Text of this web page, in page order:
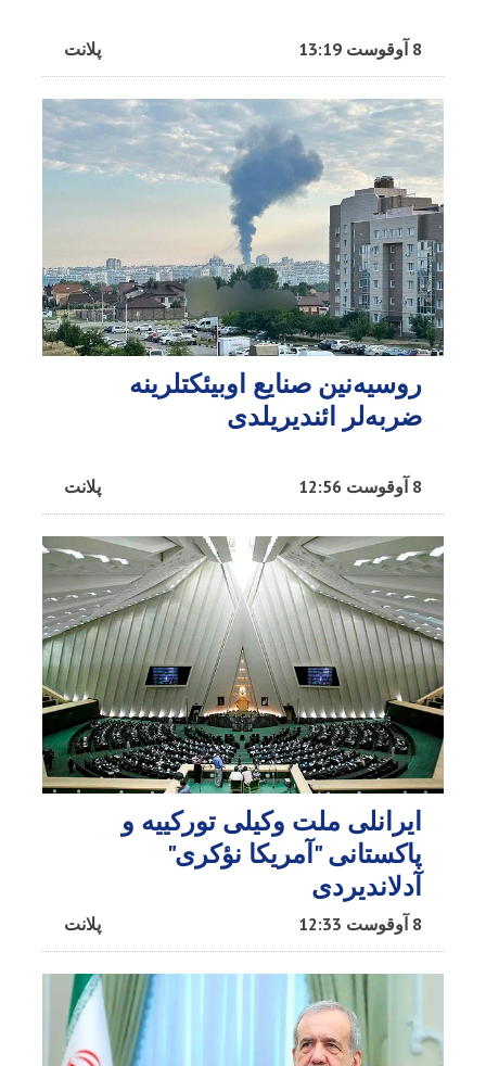
پلانت 8 آوقوست 13:19
روسیه‌نین صنایع اوبیئکتلرینه
ضربه‌لر ائندیریلدی
پلانت 8 آوقوست 12:56
ایرانلی ملت وکیلی تورکییه و
پاکستانی "آمریکا نؤکری"
آدلاندیردی
پلانت 8 آوقوست 12:33